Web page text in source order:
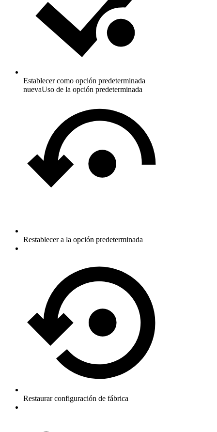
Establecer como opción predeterminada
nuevaUso de la opción predeterminada
Restablecer a la opción predeterminada
Restaurar configuración de fábrica